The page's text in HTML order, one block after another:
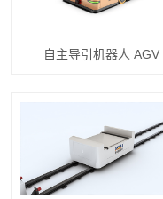
自主导引机器人 AGV